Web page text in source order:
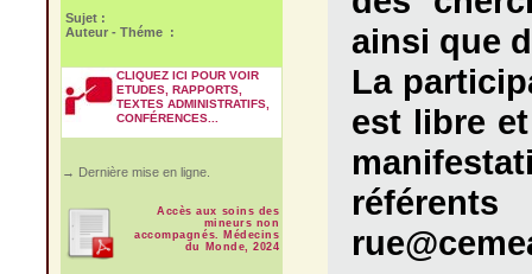
Sujet :
Auteur - Théme :
CLIQUEZ ICI POUR VOIR
ETUDES, RAPPORTS,
TEXTES ADMINISTRATIFS,
CONFÉRENCES...
→ Dernière mise en ligne.
Accès aux soins des
mineurs non
accompagnés. Médecins
du Monde, 2024
ainsi que
La
est libre